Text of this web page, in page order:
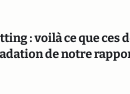
: voilà ce que ces
de notre